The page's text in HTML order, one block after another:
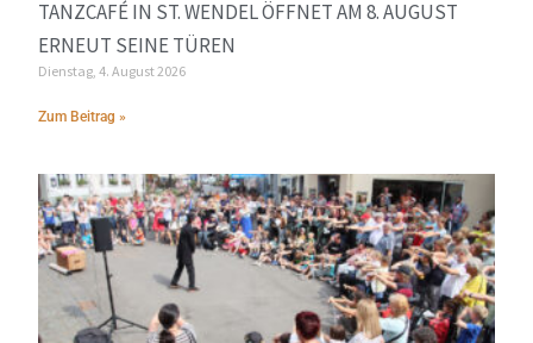
TANZCAFÉ IN ST. WENDEL ÖFFNET AM 8. AUGUST
ERNEUT SEINE TÜREN
Dienstag, 4. August 2026
Zum Beitrag »